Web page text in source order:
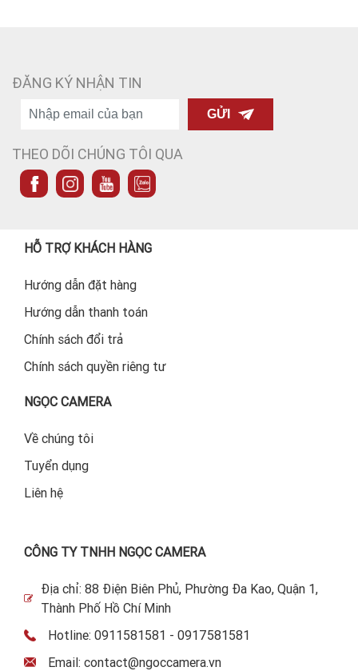
ĐĂNG KÝ NHẬN TIN
GỬI
THEO DÕI CHÚNG TÔI QUA
HỖ TRỢ KHÁCH HÀNG
Hướng dẫn đặt hàng
Hướng dẫn thanh toán
Chính sách đổi trả
Chính sách quyền riêng tư
NGỌC CAMERA
Về chúng tôi
Tuyển dụng
Liên hệ
CÔNG TY TNHH NGỌC CAMERA
Địa chỉ: 88 Điện Biên Phủ, Phường Đa Kao, Quận 1,
Thành Phố Hồ Chí Minh
Hotline: 0911581581 - 0917581581
Email: contact@ngoccamera.vn